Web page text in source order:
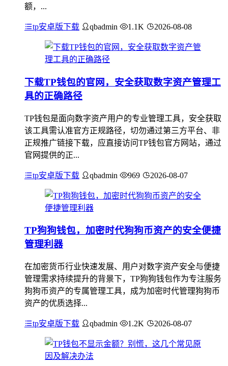
额，...
tp安卓版下载 qbadmin 1.1K 2026-08-08
下载TP钱包的官网，安全获取数字资产管理工
具的正确路径
TP钱包是面向数字资产用户的专业管理工具，安全获取
该工具需认准官方正规路径，切勿通过第三方平台、非
正规推广链接下载，应直接访问TP钱包官方网站，通过
官网提供的正...
tp安卓版下载 qbadmin 969 2026-08-07
TP狗狗钱包，加密时代狗狗币资产的安全便捷
管理利器
在加密货币行业快速发展、用户对数字资产安全与便捷
管理需求持续提升的背景下，TP狗狗钱包作为专注服务
狗狗币资产的专属管理工具，成为加密时代管理狗狗币
资产的优质选择...
tp安卓版下载 qbadmin 1.2K 2026-08-07